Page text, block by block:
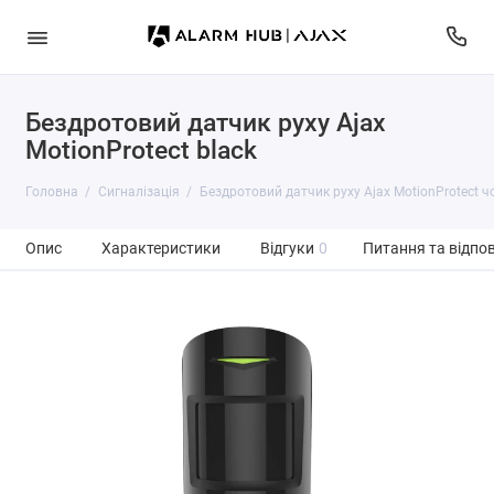
Бездротовий датчик руху Ajax
MotionProtect black
Головна Сигналізація Бездротовий датчик руху Ajax MotionProtect
Опис Характеристики Відгуки 0 Питання та